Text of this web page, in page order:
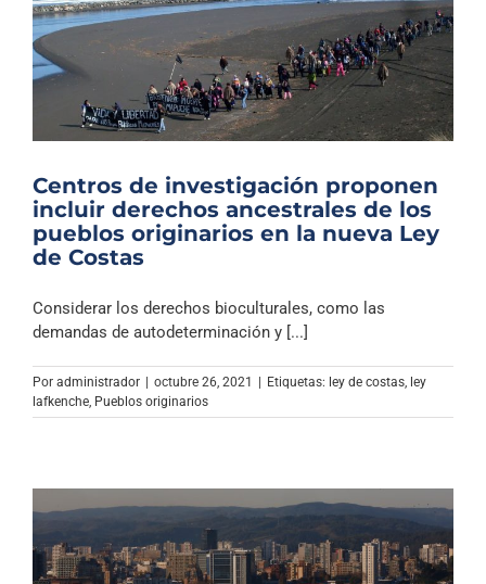
Centros de investigación proponen
incluir derechos ancestrales de los
pueblos originarios en la nueva Ley
de Costas
Considerar los derechos bioculturales, como las
demandas de autodeterminación y [...]
Por administrador | octubre 26, 2021 | Etiquetas: ley de costas ley
lafkenche Pueblos originarios